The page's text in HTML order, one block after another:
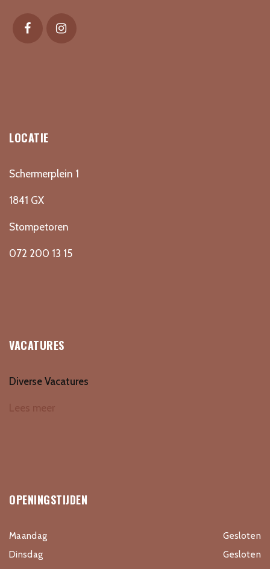
LOCATIE
Schermerplein 1
1841 GX
Stompetoren
072 200 13 15
VACATURES
Diverse Vacatures
Lees meer
OPENINGSTIJDEN
Maandag
Gesloten
Dinsdag
Gesloten